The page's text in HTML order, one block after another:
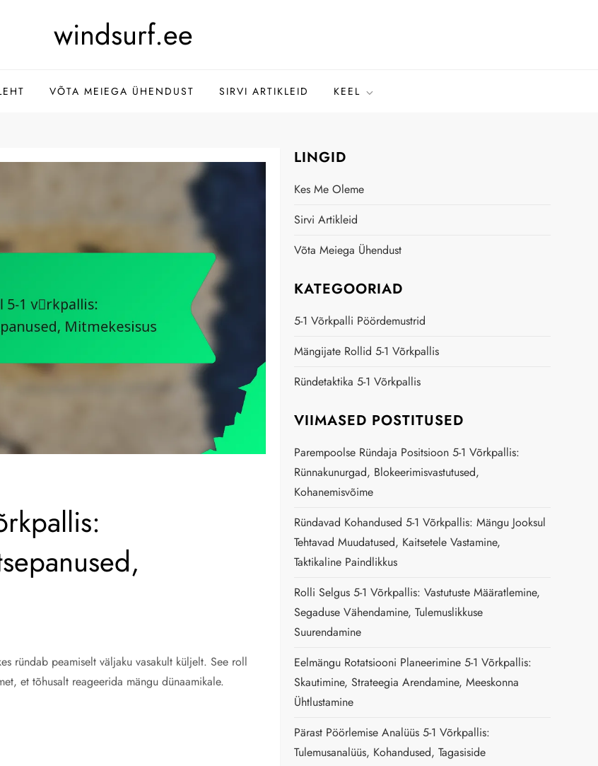
windsurf.ee
VÕTA MEIEGA ÜHENDUST SIRVI ARTIKLEID KEEL
ründab peamiselt väljaku vasakult küljelt. See roll
et tõhusalt reageerida mängu dünaamikale.
LINGID
Kes Me Oleme
Sirvi Artikleid
Võta Meiega Ühendust
KATEGOORIAD
5-1 Võrkpalli Pöördemustrid
Mängijate Rollid 5-1 Võrkpallis
Ründetaktika 5-1 Võrkpallis
VIIMASED POSTITUSED
Parempoolse Ründaja Positsioon 5-1 Võrkpallis:
Rünnakunurgad, Blokeerimisvastutused,
Kohanemisvõime
Ründavad Kohandused 5-1 Võrkpallis: Mängu Jooksul
Tehtavad Muudatused, Kaitsetele Vastamine,
Taktikaline Paindlikkus
Rolli Selgus 5-1 Võrkpallis: Vastutuste Määratlemine,
Segaduse Vähendamine, Tulemuslikkuse
Suurendamine
Eelmängu Rotatsiooni Planeerimine 5-1 Võrkpallis:
Skautimine, Strateegia Arendamine, Meeskonna
Ühtlustamine
Pärast Pöörlemise Analüüs 5-1 Võrkpallis:
Tulemusanalüüs, Kohandused, Tagasiside